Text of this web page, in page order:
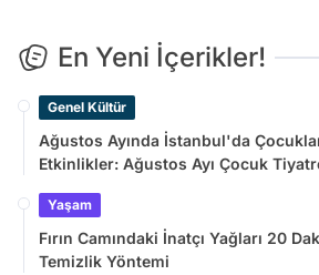
En Yeni İçerikler!
Genel Kültür
Ağustos Ayında İstanbul'da
Etkinlikler: Ağustos Ayı Çocuk
Yaşam
Fırın Camındaki İnatçı Yağları 20
Temizlik Yöntemi